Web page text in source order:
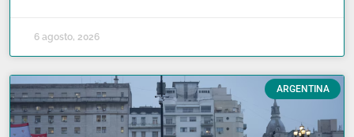
6 agosto, 2026
ARGENTINA